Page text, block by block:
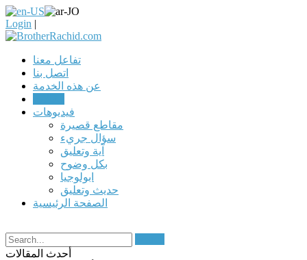
Login |
تفاعل معنا
اتصل بنا
عن هذه الخدمة
فيديوهات
مقاطع قصيرة
سؤال جريء
آية وتعليق
بكل وضوح
ابولوجيا
حديث وتعليق
الصفحة الرئيسية
أحدث المقالات